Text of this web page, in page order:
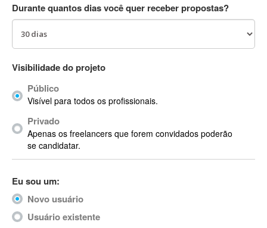
ACARS
AccountMate
Acrobat
Acrobat X
Acronis
ACT
ActionScript
ActionScript 3
Active Directory
Durante quantos dias você quer receber propostas?
Visibilidade do projeto
Público
Visível para todos os profissionais.
Privado
Apenas os freelancers que forem convidados poderão
se candidatar.
Eu sou um:
Novo usuário
Usuário existente